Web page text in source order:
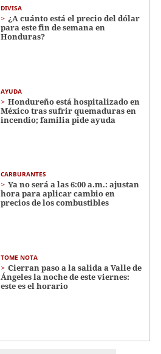
DIVISA
¿A cuánto está el precio del dólar
para este fin de semana en
Honduras?
AYUDA
Hondureño está hospitalizado en
México tras sufrir quemaduras en
incendio; familia pide ayuda
CARBURANTES
Ya no será a las 6:00 a.m.: ajustan
hora para aplicar cambio en
precios de los combustibles
TOME NOTA
Cierran paso a la salida a Valle de
Ángeles la noche de este viernes:
este es el horario